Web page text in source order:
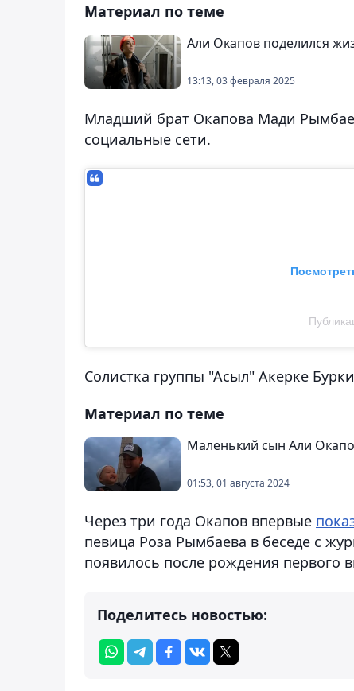
Материал по теме
Али Окапов поделился
13:13, 03 февраля 2025
Младший брат Окапова Мади
социальные сети.
Солистка группы "Асыл" Акерке
Материал по теме
Маленький сын Али
01:53, 01 августа 2024
Через три года Окапов впервые
певица Роза Рымбаева в беседе с
появилось после рождения первого
Поделитесь новостью: